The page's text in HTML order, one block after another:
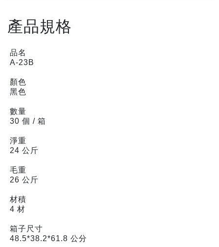
產品規格
品名
A-23B
顏色
黑色
數量
30 個 / 箱
淨重
24 公斤
毛重
26 公斤
材積
4 材
箱子尺寸
48.5*38.2*61.8 公分